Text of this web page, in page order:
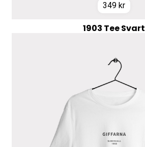
349 kr
1903 Tee Svart